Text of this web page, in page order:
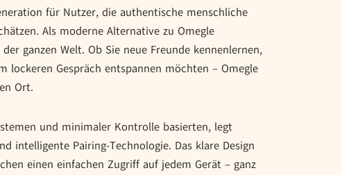
für Nutzer, die authentische menschliche
Als moderne Alternative zu Omegle
ganzen Welt. Ob Sie neue Freunde kennenlernen,
lockeren Gespräch entspannen möchten – Omegle
Ort.
und minimaler Kontrolle basierten, legt
intelligente Pairing-Technologie. Das klare Design
einen einfachen Zugriff auf jedem Gerät – ganz